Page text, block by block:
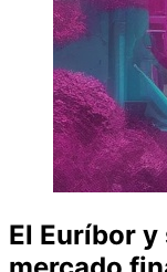
El Euríbor